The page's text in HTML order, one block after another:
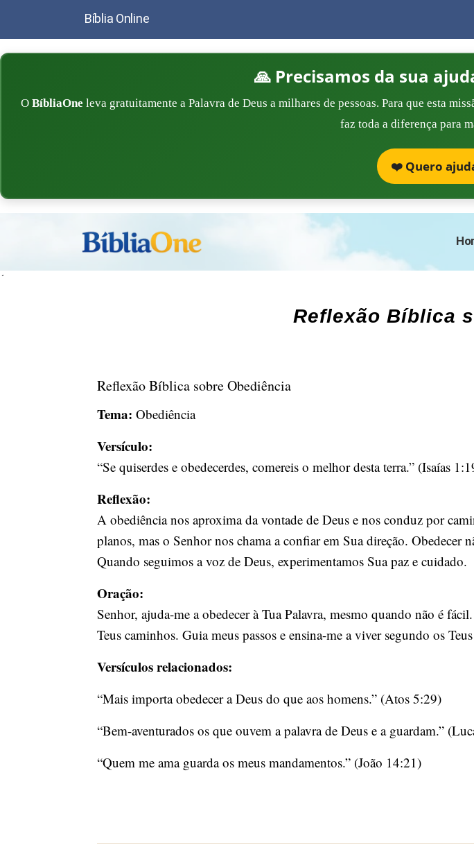
Bíblia Online
🙏 Precisamos da sua
O BíbliaOne leva gratuitamente a Palavra de Deus a milhares de pessoas. Para que esta
faz toda a diferença para
❤️ Quero
´
Reflexão Bíblica
Reflexão Bíblica sobre Obediência
Tema: Obediência
Versículo:
“Se quiserdes e obedecerdes, comereis o melhor desta terra.” (Isaías
Reflexão:
A obediência nos aproxima da vontade de Deus e nos conduz por
planos, mas o Senhor nos chama a confiar em Sua direção. Obedecer
Quando seguimos a voz de Deus, experimentamos Sua paz e cuidado.
Oração:
Senhor, ajuda-me a obedecer à Tua Palavra, mesmo quando não é
Teus caminhos. Guia meus passos e ensina-me a viver segundo os
Versículos relacionados:
“Mais importa obedecer a Deus do que aos homens.” (Atos 5:29)
“Bem-aventurados os que ouvem a palavra de Deus e a guardam.”
“Quem me ama guarda os meus mandamentos.” (João 14:21)